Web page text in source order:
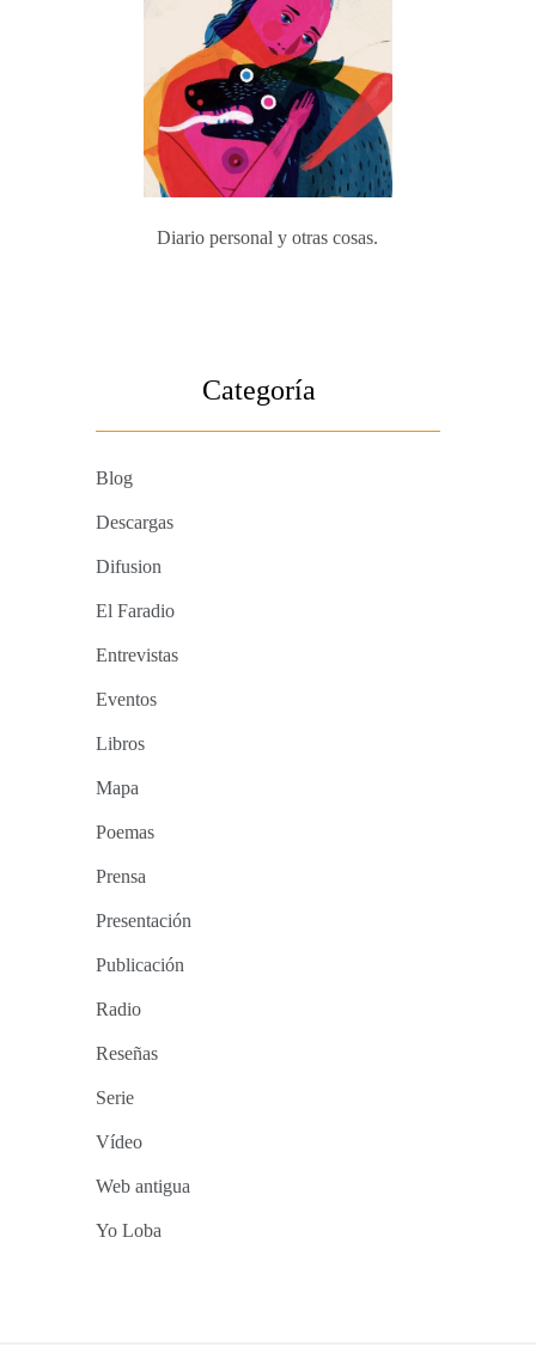
Diario personal y otras cosas.
Categoría
Blog
Descargas
Difusion
El Faradio
Entrevistas
Eventos
Libros
Mapa
Poemas
Prensa
Presentación
Publicación
Radio
Reseñas
Serie
Vídeo
Web antigua
Yo Loba